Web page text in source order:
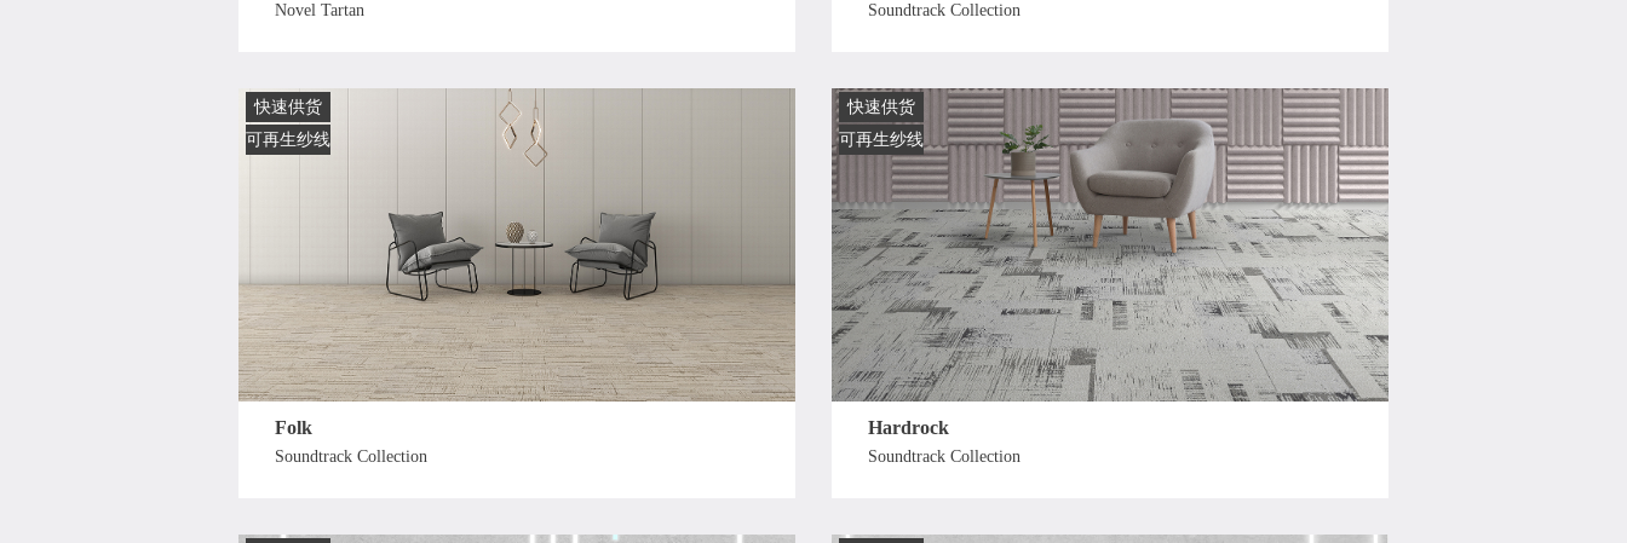
Novel Tartan Soundtrack Collection
快速供货
可再生纱线
Folk
Soundtrack Collection
快速供货
可再生纱线
Hardrock
Soundtrack Collection